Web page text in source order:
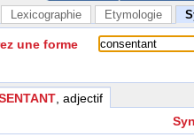
Lexicographie Etymologie
une forme
, adjectif